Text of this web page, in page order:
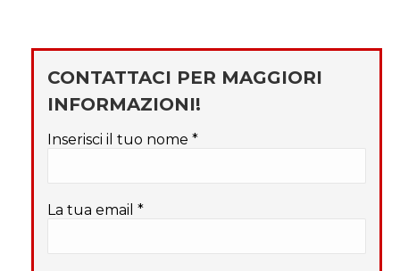
CONTATTACI PER MAGGIORI
INFORMAZIONI!
Inserisci il tuo nome *
La tua email *